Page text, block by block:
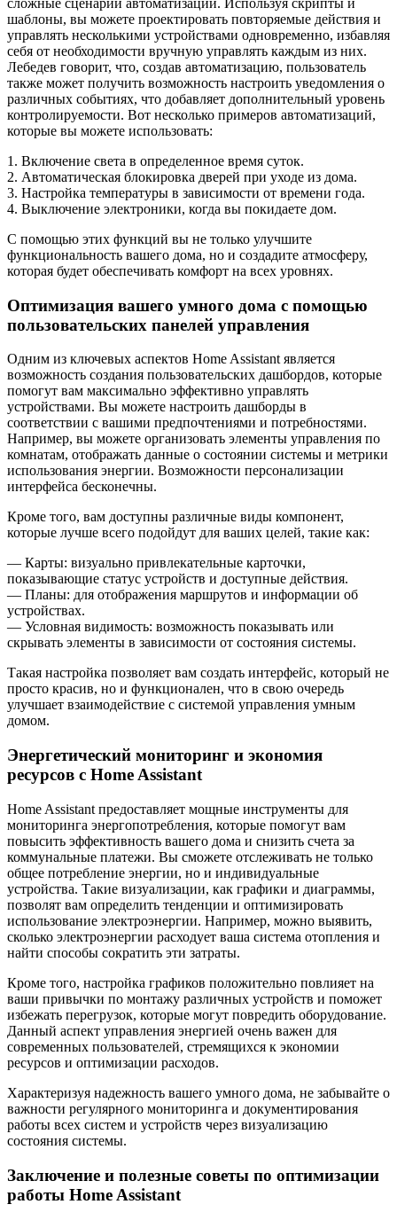
сложные сценарии автоматизации. Используя скрипты и
шаблоны, вы можете проектировать повторяемые действия и
управлять несколькими устройствами одновременно, избавляя
себя от необходимости вручную управлять каждым из них.
Лебедев говорит, что, создав автоматизацию, пользователь
также может получить возможность настроить уведомления о
различных событиях, что добавляет дополнительный уровень
контролируемости. Вот несколько примеров автоматизаций,
которые вы можете использовать:
1. Включение света в определенное время суток.
2. Автоматическая блокировка дверей при уходе из дома.
3. Настройка температуры в зависимости от времени года.
4. Выключение электроники, когда вы покидаете дом.
С помощью этих функций вы не только улучшите
функциональность вашего дома, но и создадите атмосферу,
которая будет обеспечивать комфорт на всех уровнях.
Оптимизация вашего умного дома с помощью
пользовательских панелей управления
Одним из ключевых аспектов Home Assistant является
возможность создания пользовательских дашбордов, которые
помогут вам максимально эффективно управлять
устройствами. Вы можете настроить дашборды в
соответствии с вашими предпочтениями и потребностями.
Например, вы можете организовать элементы управления по
комнатам, отображать данные о состоянии системы и метрики
использования энергии. Возможности персонализации
интерфейса бесконечны.
Кроме того, вам доступны различные виды компонент,
которые лучше всего подойдут для ваших целей, такие как:
— Карты: визуально привлекательные карточки,
показывающие статус устройств и доступные действия.
— Планы: для отображения маршрутов и информации об
устройствах.
— Условная видимость: возможность показывать или
скрывать элементы в зависимости от состояния системы.
Такая настройка позволяет вам создать интерфейс, который не
просто красив, но и функционален, что в свою очередь
улучшает взаимодействие с системой управления умным
домом.
Энергетический мониторинг и экономия
ресурсов с Home Assistant
Home Assistant предоставляет мощные инструменты для
мониторинга энергопотребления, которые помогут вам
повысить эффективность вашего дома и снизить счета за
коммунальные платежи. Вы сможете отслеживать не только
общее потребление энергии, но и индивидуальные
устройства. Такие визуализации, как графики и диаграммы,
позволят вам определить тенденции и оптимизировать
использование электроэнергии. Например, можно выявить,
сколько электроэнергии расходует ваша система отопления и
найти способы сократить эти затраты.
Кроме того, настройка графиков положительно повлияет на
ваши привычки по монтажу различных устройств и поможет
избежать перегрузок, которые могут повредить оборудование.
Данный аспект управления энергией очень важен для
современных пользователей, стремящихся к экономии
ресурсов и оптимизации расходов.
Характеризуя надежность вашего умного дома, не забывайте о
важности регулярного мониторинга и документирования
работы всех систем и устройств через визуализацию
состояния системы.
Заключение и полезные советы по оптимизации
работы Home Assistant